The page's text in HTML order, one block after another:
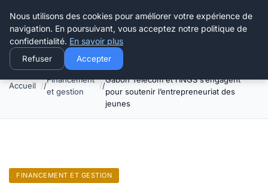
Henry Panky
Accueil
Financement
et gestion
Un partenariat prometteur : Moov Africa
Gabon Télécom et l’INGS s’engagent
pour soutenir l’entrepreneuriat des
jeunes
FINANCEMENT ET GESTION
Nous utilisons des cookies pour améliorer votre expérience de
navigation. En poursuivant, vous acceptez notre politique de
confidentialité. En savoir plus
Refuser Accepter